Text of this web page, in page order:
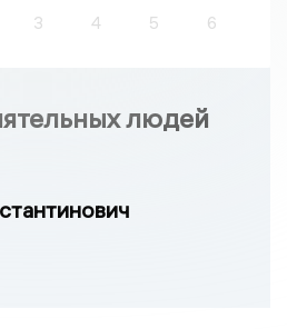
3 4 5 6
людей